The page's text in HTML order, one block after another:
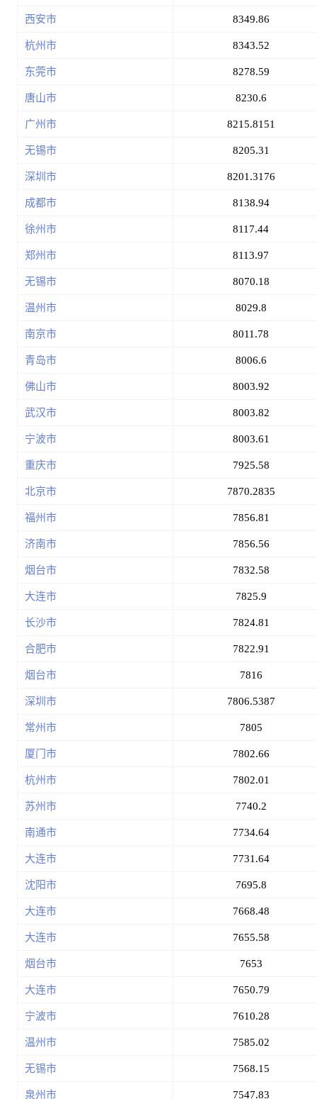
西安市 8349.86
杭州市 8343.52
东莞市 8278.59
唐山市 8230.6
广州市 8215.8151
无锡市 8205.31
深圳市 8201.3176
成都市 8138.94
徐州市 8117.44
郑州市 8113.97
无锡市 8070.18
温州市 8029.8
南京市 8011.78
青岛市 8006.6
佛山市 8003.92
武汉市 8003.82
宁波市 8003.61
重庆市 7925.58
北京市 7870.2835
福州市 7856.81
济南市 7856.56
烟台市 7832.58
大连市 7825.9
长沙市 7824.81
合肥市 7822.91
烟台市 7816
深圳市 7806.5387
常州市 7805
厦门市 7802.66
杭州市 7802.01
苏州市 7740.2
南通市 7734.64
大连市 7731.64
沈阳市 7695.8
大连市 7668.48
大连市 7655.58
烟台市 7653
大连市 7650.79
宁波市 7610.28
温州市 7585.02
无锡市 7568.15
泉州市 7547.83